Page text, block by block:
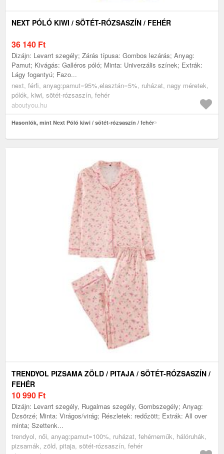
NEXT PÓLÓ KIWI / SÖTÉT-RÓZSASZÍN / FEHÉR
36 140 Ft
Dizájn: Levarrt szegély; Zárás típusa: Gombos lezárás; Anyag:
Pamut; Kivágás: Galléros póló; Minta: Univerzális színek; Extrák:
Lágy fogantyú; Fazo...
next, férfi, anyag:pamut=95%,elasztán=5%, ruházat, nagy méretek,
pólók, kiwi, sötét-rózsaszín, fehér
aboutyou.hu
Hasonlók, mint Next Póló kiwi / sötét-rózsaszín / fehér
TRENDYOL PIZSAMA ZÖLD / PITAJA / SÖTÉT-RÓZSASZÍN /
FEHÉR
10 990 Ft
Dizájn: Levarrt szegély, Rugalmas szegély, Gombszegély; Anyag:
Dzsörzé; Minta: Virágos/virág; Részletek: redőzött; Extrák: All over
minta; Szettenk...
trendyol, női, anyag:pamut=100%, ruházat, fehérneműk, hálóruhák,
pizsamák, zöld, pitaja, sötét-rózsaszín, fehér